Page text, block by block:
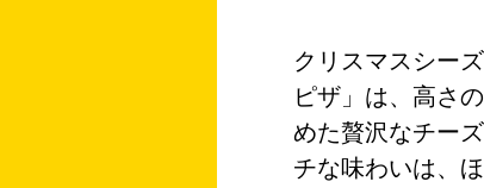
クリスマスシー
ピザ 」は、 高さ
めた贅沢なチー
チな味わいは、